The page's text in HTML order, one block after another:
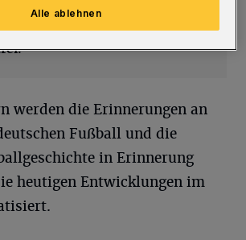
bis freitags von 8 bis 22
von 10 bis 22 Uhr). Der
werden die Erinnerungen an
Fußball und die
in Erinnerung
heutigen Entwicklungen im
Alle ablehnen